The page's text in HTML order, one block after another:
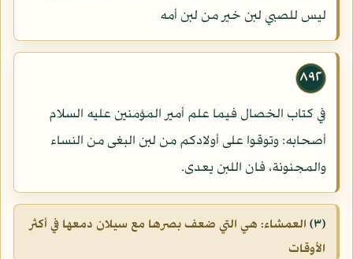
ليس للصبي لبن خير من لبن أمه
٨٩٢
في كتاب الخصال فيما علم أمير المؤمنين عليه السلام
أصحابه: وتوقوا على أولادكم من لبن البغى من النساء
والمجنونة، فان اللبن يعدى.
(٣)
العمشاء: هي التي ضعف بصرها مع سيلان دمعها في أكثر
الأوقات